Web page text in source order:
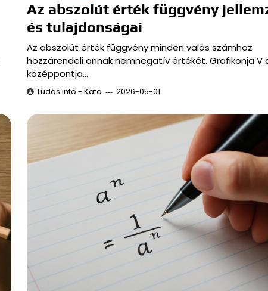
Az abszolút érték függvény
és tulajdonságai
Az abszolút érték függvény minden valós számhoz
hozzárendeli annak nemnegatív értékét. Grafikonja V
középpontja…
Tudás infó - Kata 2026-05-01